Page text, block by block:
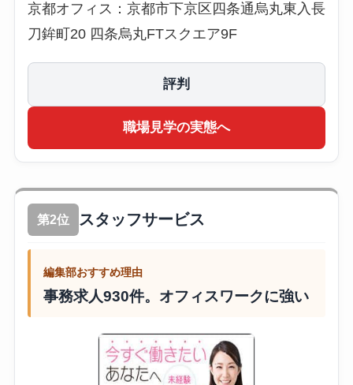
京都オフィス：京都市下京区四条通烏丸東入長
刀鉾町20 四条烏丸FTスクエア9F
評判
職場見学の実態へ
第2位 スタッフサービス
編集部おすすめ理由
事務求人930件。オフィスワークに強い